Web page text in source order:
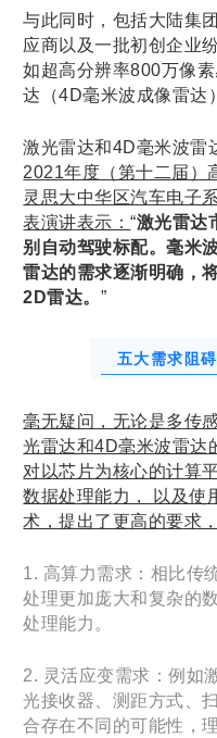
与此同时，包括大陆集
应商以及一批初创企业
如超高分辨率800万像
达（4D毫米波成像雷达
激光雷达和4D毫米波雷
2021年度（第十二届）
灵思大中华区汽车电子
表演讲表示：“激光雷达
别自动驾驶标配。毫米
雷达的需求逐渐明确，
2D雷达。 ”
五大需求阻
毫无疑问，无论是多传
光雷达和4D毫米波雷达
对以芯片为核心的计算
数据处理能力， 以及使
术，提出了更高的要求
1. 高算力需求：相比传
处理更加庞大和复杂的
处理能力。
2. 灵活应变需求：例如
光接收器、测距方式、
合存在不同的可能性，